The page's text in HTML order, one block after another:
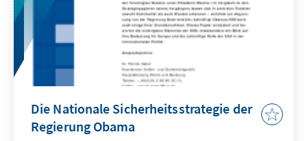
Die Nationale Sicherheitsstrategie der
Regierung Obama